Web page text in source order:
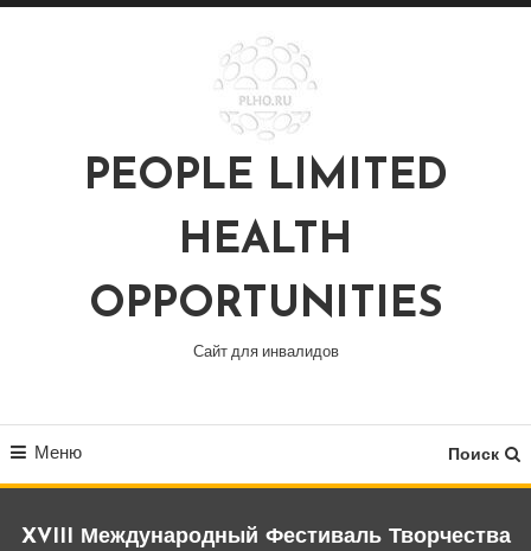
Перейти
PEOPLE LIMITED
HEALTH
OPPORTUNITIES
Сайт для инвалидов
Меню Поиск
XVIII Международный Фестиваль Творчества